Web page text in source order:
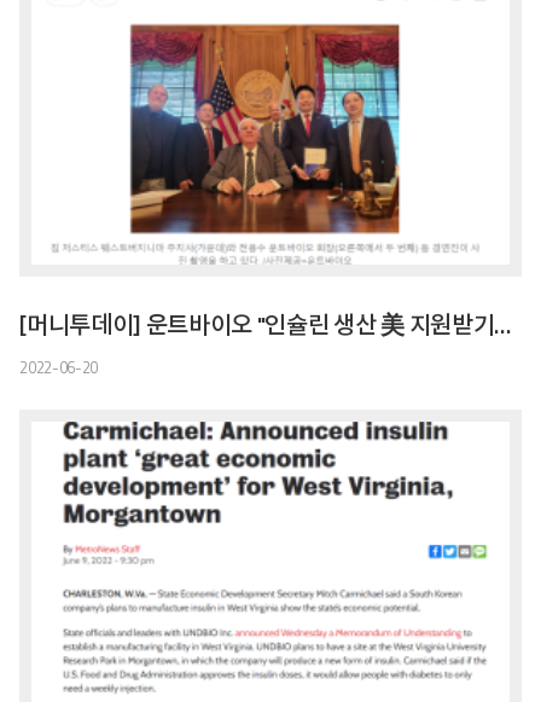
[머니투데이] 운트바이오 "인슐린 생산 美 지원받기로…하반기 첫삽 목표"
2022-06-20